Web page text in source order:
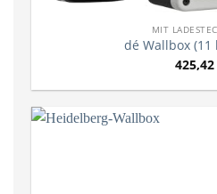
MIT
dé Wallbox (11
425,42